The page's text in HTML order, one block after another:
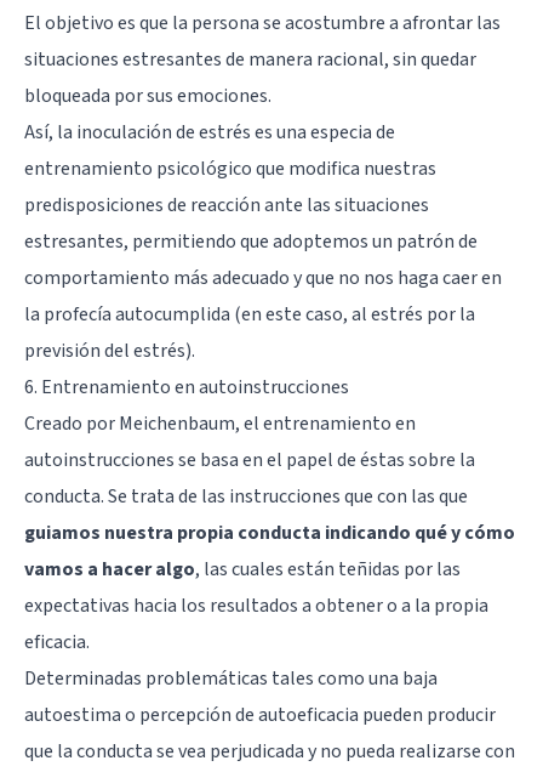
El objetivo es que la persona se acostumbre a afrontar las
situaciones estresantes de manera racional, sin quedar
bloqueada por sus emociones.
Así, la inoculación de estrés es una especia de
entrenamiento psicológico que modifica nuestras
predisposiciones de reacción ante las situaciones
estresantes, permitiendo que adoptemos un patrón de
comportamiento más adecuado y que no nos haga caer en
la profecía autocumplida (en este caso, al estrés por la
previsión del estrés).
6. Entrenamiento en autoinstrucciones
Creado por Meichenbaum, el entrenamiento en
autoinstrucciones se basa en el papel de éstas sobre la
conducta. Se trata de las instrucciones que con las que
guiamos nuestra propia conducta indicando qué y cómo
vamos a hacer algo, las cuales están teñidas por las
expectativas hacia los resultados a obtener o a la propia
eficacia.
Determinadas problemáticas tales como una baja
autoestima o percepción de autoeficacia pueden producir
que la conducta se vea perjudicada y no pueda realizarse con